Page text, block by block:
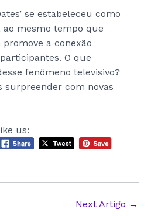
se estabeleceu como
mesmo tempo que
a conexão
O que
fenômeno televisivo?
surpreender com novas
us:
Next Artigo →